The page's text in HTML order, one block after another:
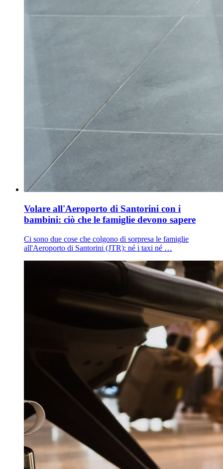
Volare all'Aeroporto di Santorini con i
bambini: ciò che le famiglie devono sapere
Ci sono due cose che colgono di sorpresa le famiglie
all'Aeroporto di Santorini (JTR): né i taxi né …